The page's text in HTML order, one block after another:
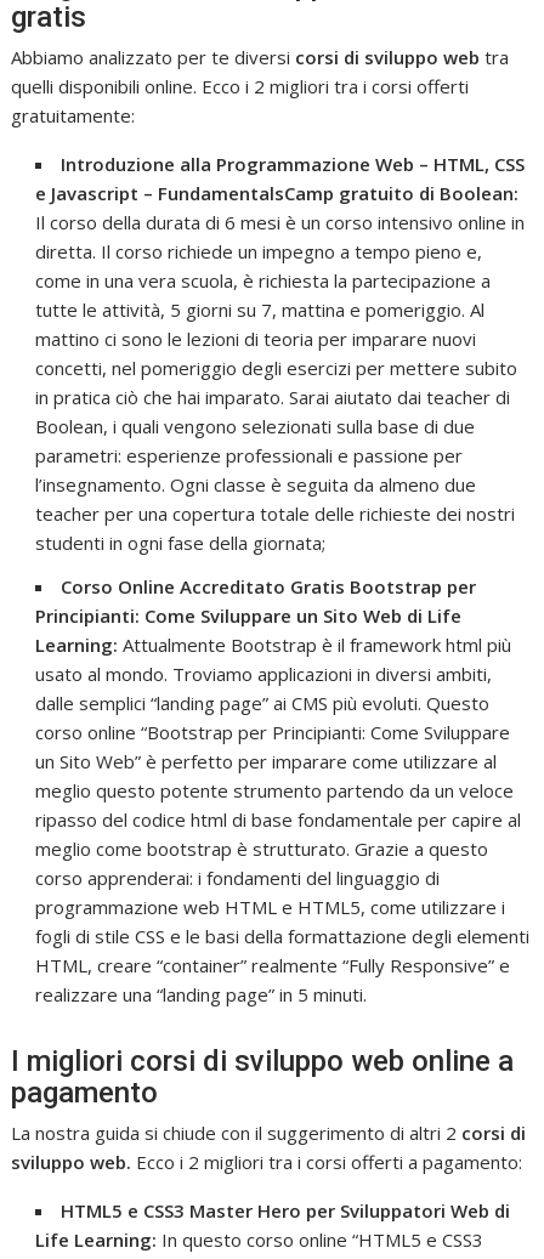
gratis
Abbiamo analizzato per te diversi corsi di sviluppo web tra
quelli disponibili online. Ecco i 2 migliori tra i corsi offerti
gratuitamente:
Introduzione alla Programmazione Web – HTML, CSS
e Javascript – FundamentalsCamp gratuito di Boolean:
Il corso della durata di 6 mesi è un corso intensivo online in
diretta. Il corso richiede un impegno a tempo pieno e,
come in una vera scuola, è richiesta la partecipazione a
tutte le attività, 5 giorni su 7, mattina e pomeriggio. Al
mattino ci sono le lezioni di teoria per imparare nuovi
concetti, nel pomeriggio degli esercizi per mettere subito
in pratica ciò che hai imparato. Sarai aiutato dai teacher di
Boolean, i quali vengono selezionati sulla base di due
parametri: esperienze professionali e passione per
l’insegnamento. Ogni classe è seguita da almeno due
teacher per una copertura totale delle richieste dei nostri
studenti in ogni fase della giornata;
Corso Online Accreditato Gratis Bootstrap per
Principianti: Come Sviluppare un Sito Web di Life
Learning:Attualmente Bootstrap è il framework html più
usato al mondo. Troviamo applicazioni in diversi ambiti,
dalle semplici “landing page” ai CMS più evoluti. Questo
corso online “Bootstrap per Principianti: Come Sviluppare
un Sito Web” è perfetto per imparare come utilizzare al
meglio questo potente strumento partendo da un veloce
ripasso del codice html di base fondamentale per capire al
meglio come bootstrap è strutturato. Grazie a questo
corso apprenderai: i fondamenti del linguaggio di
programmazione web HTML e HTML5, come utilizzare i
fogli di stile CSS e le basi della formattazione degli elementi
HTML, creare “container” realmente “Fully Responsive” e
realizzare una “landing page” in 5 minuti.
I migliori corsi di sviluppo web online a
pagamento
La nostra guida si chiude con il suggerimento di altri 2 corsi di
sviluppo web. Ecco i 2 migliori tra i corsi offerti a pagamento:
HTML5 e CSS3 Master Hero per Sviluppatori Web di
Life Learning: In questo corso online “HTML5 e CSS3